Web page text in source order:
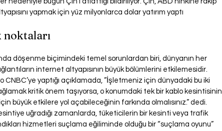
yapmak için yüz milyonlarca dolar yatırım yaptı
döşenme biçimindeki temel sorunlardan biri, dünyanın her
internet altyapısının büyük bölümlerini etkilemesidir.
CNBC’ye yaptığı açıklamada, ”İşletmeniz için dünyadaki bu iki
kritik önem taşıyorsa, o konumdaki tek bir kablo kesintisinin
büyük etkilere yol açabileceğinin farkında olmalısınız.” dedi.
uğradığı zamanlarda, tüketicilerin bir kesinti veya trafik
hizmetleri suçlama eğiliminde olduğu bir “suçlama oyunu”